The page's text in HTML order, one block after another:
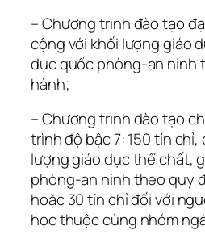
– Chương trình đào tạo
cộng với khối lượng giáo
dục quốc phòng-an ninh
hành;
– Chương trình đào tạo
trình độ bậc 7: 150 tín chỉ,
lượng giáo dục thể chất,
phòng-an ninh theo quy
hoặc 30 tín chỉ đối với
học thuộc cùng nhóm